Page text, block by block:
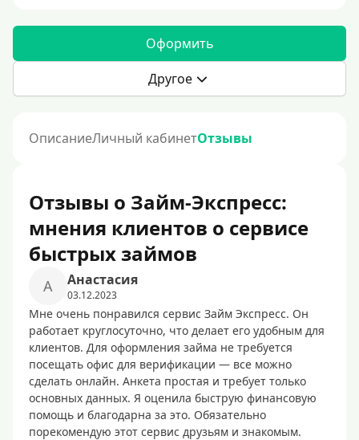
Оформить
Другое
ОписаниеЛичный кабинетОтзывы
Отзывы о Займ-Экспресс:
мнения клиентов о сервисе
быстрых займов
А Анастасия
03.12.2023
Мне очень понравился сервис Займ Экспресс. Он
работает круглосуточно, что делает его удобным для
клиентов. Для оформления займа не требуется
посещать офис для верификации — все можно
сделать онлайн. Анкета простая и требует только
основных данных. Я оценила быструю финансовую
помощь и благодарна за это. Обязательно
порекомендую этот сервис друзьям и знакомым.